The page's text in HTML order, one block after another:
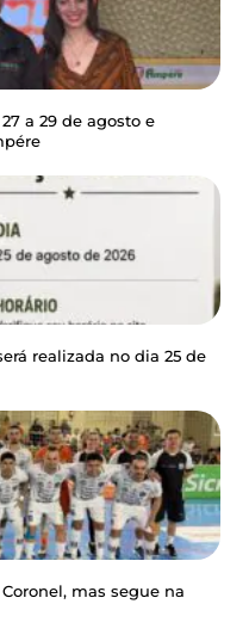
a 29 de agosto e
realizada no dia 25 de
mas segue na